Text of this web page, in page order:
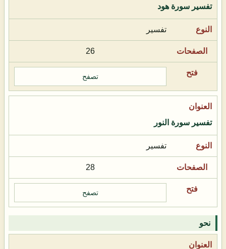
تفسير سورة هود
تفسير
26
تصفح
تفسير سورة النور
تفسير
28
تصفح
نحو